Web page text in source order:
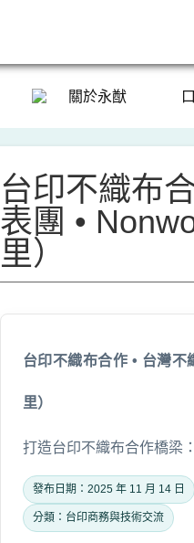
關於永猷
台印不織布
表團 •
里）
台印不織布合作 • 台灣
里）
打造台印不織布合作橋梁
發布日期：2025 年 11 月 14 日
分類：台印商務與技術交流